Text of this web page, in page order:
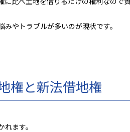
やトラブルが多いのが現状です。
権と新法借地権
ます。